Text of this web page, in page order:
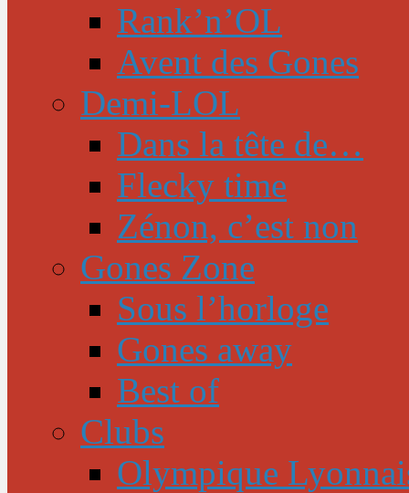
Rank’n’OL
Avent des Gones
Demi-LOL
Dans la tête de…
Flecky time
Zénon, c’est non
Gones Zone
Sous l’horloge
Gones away
Best of
Clubs
Olympique